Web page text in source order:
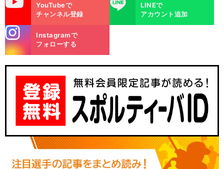
YouTubeで
チャンネル登録
LINEで
アカウント追加
m
Instagramで
フォローする